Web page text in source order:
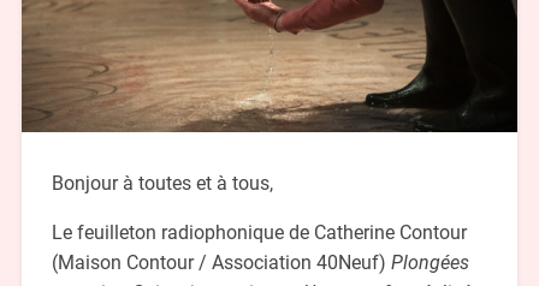
Bonjour à toutes et à tous,
Le feuilleton radiophonique de Catherine Contour
(Maison Contour / Association 40Neuf) Plongées